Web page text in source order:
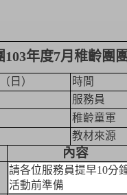
103年度7月稚齡團
日）
時間
服務員
稚齡童軍
教材來源
內容
請各位服務員提早10分
活動前準備